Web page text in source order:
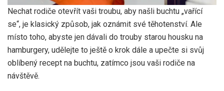
Nechat rodiče otevřít vaši troubu, aby našli buchtu „vařící
se“, je klasický způsob, jak oznámit své těhotenství. Ale
místo toho, abyste jen dávali do trouby starou housku na
hamburgery, udělejte to ještě o krok dále a upečte si svůj
oblíbený recept na buchtu, zatímco jsou vaši rodiče na
návštěvě.